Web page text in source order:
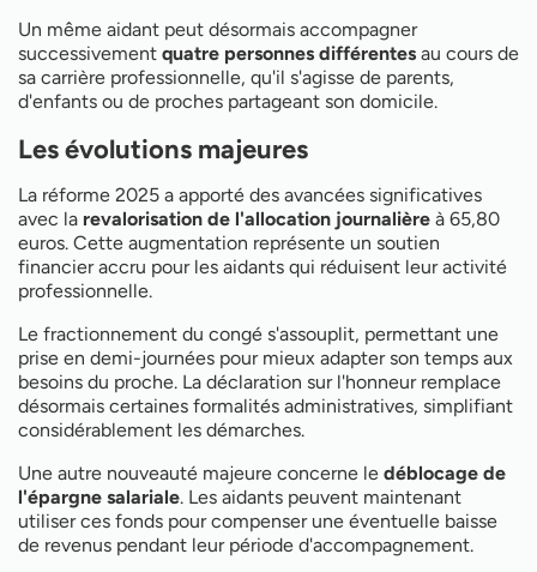
Un même aidant peut désormais accompagner
successivement quatre personnes différentes au cours de
sa carrière professionnelle, qu'il s'agisse de parents,
d'enfants ou de proches partageant son domicile.
Les évolutions majeures
La réforme 2025 a apporté des avancées significatives
avec la revalorisation de l'allocation journalière à 65,80
euros. Cette augmentation représente un soutien
financier accru pour les aidants qui réduisent leur activité
professionnelle.
Le fractionnement du congé s'assouplit, permettant une
prise en demi-journées pour mieux adapter son temps aux
besoins du proche. La déclaration sur l'honneur remplace
désormais certaines formalités administratives, simplifiant
considérablement les démarches.
Une autre nouveauté majeure concerne le déblocage de
l'épargne salariale. Les aidants peuvent maintenant
utiliser ces fonds pour compenser une éventuelle baisse
de revenus pendant leur période d'accompagnement.